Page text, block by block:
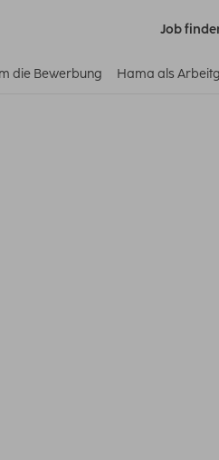
Job
die Bewerbung Hama als